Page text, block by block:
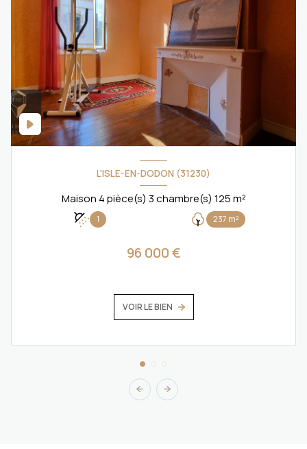
L'ISLE-EN-DODON (31230)
Maison 4 pièce(s) 3 chambre(s) 125 m²
1 237 m²
96 000 €
VOIR LE BIEN